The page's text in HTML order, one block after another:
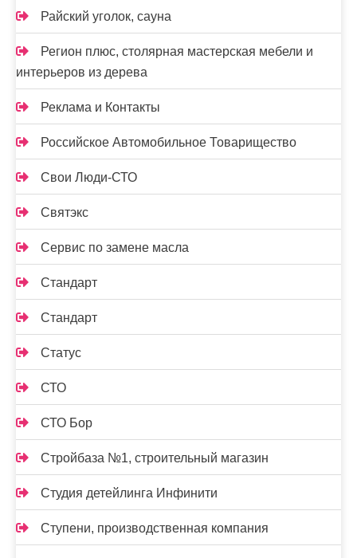
Райский уголок, сауна
Регион плюс, столярная мастерская мебели и
интерьеров из дерева
Реклама и Контакты
Российское Автомобильное Товарищество
Свои Люди-СТО
Святэкс
Сервис по замене масла
Стандарт
Стандарт
Статус
СТО
СТО Бор
Стройбаза №1, строительный магазин
Студия детейлинга Инфинити
Ступени, производственная компания